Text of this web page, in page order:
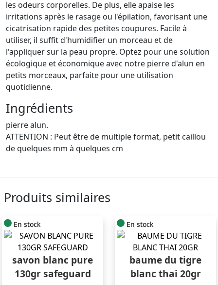
les odeurs corporelles. De plus, elle apaise les
irritations après le rasage ou l'épilation, favorisant une
cicatrisation rapide des petites coupures. Facile à
utiliser, il suffit d'humidifier un morceau et de
l'appliquer sur la peau propre. Optez pour une solution
écologique et économique avec notre pierre d'alun en
petits morceaux, parfaite pour une utilisation
quotidienne.
Ingrédients
pierre alun.
ATTENTION : Peut être de multiple format, petit caillou
de quelques mm à quelques cm
Produits similaires
En stock
savon blanc pure
130gr safeguard
En stock
baume du tigre
blanc thai 20gr